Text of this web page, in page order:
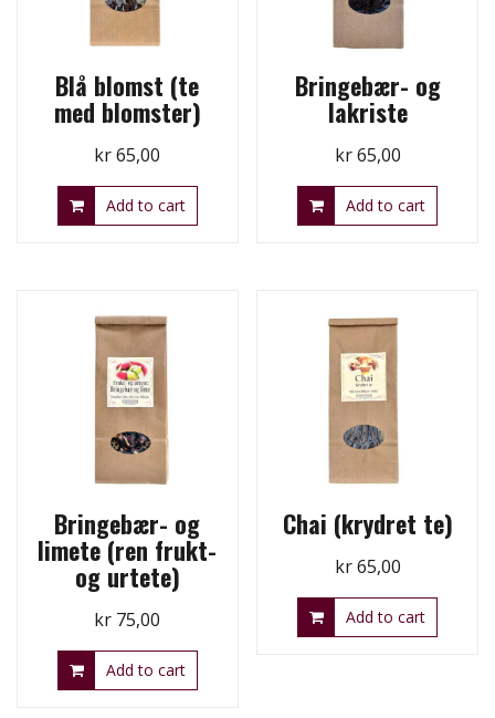
Blå blomst (te
med blomster)
kr65,00
Add to cart
Bringebær- og
lakriste
kr65,00
Add to cart
Bringebær- og
limete (ren frukt-
og urtete)
kr 75,00
Add to cart
Chai (krydret te)
kr65,00
Add to cart